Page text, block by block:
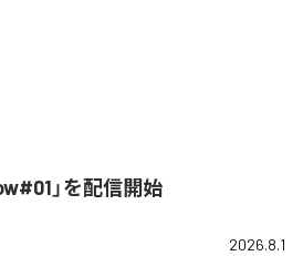
」を配信開始
2026.8.1